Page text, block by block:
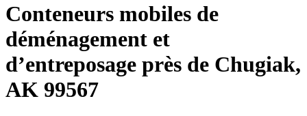
Conteneurs mobiles de
déménagement et
d’entreposage près de Chugiak,
AK 99567